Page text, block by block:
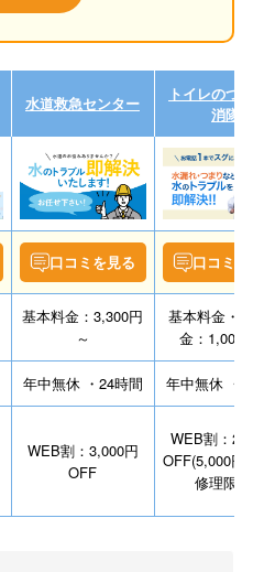
水道救急センター
トイレのつ
消隊
口コミを見る 口コミ
基本料金：3,300円
～
基本料金・
金：1,000
年中無休 ・24時間 年中無休 ・
WEB割：3,000円
OFF
WEB割：
OFF(5,000円
修理限